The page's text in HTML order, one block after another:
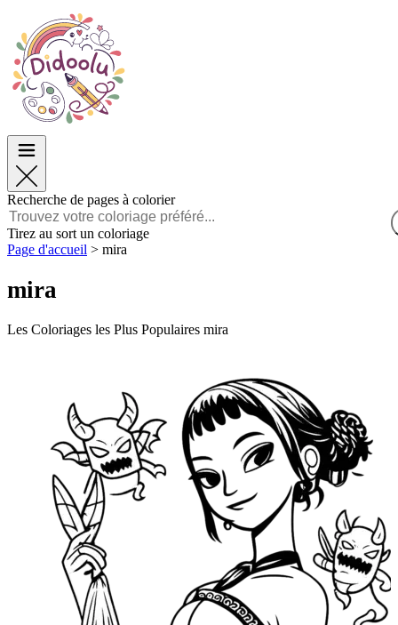
Pâques
TOP Catégories
Pour les Garçons
Pour les Filles
Français
POLSKI
TIẾNG VIỆT
Pâques
TOP Catégories
Pour les Garçons
Pour les Filles
Recherche de pages à colorier
Tirez au sort un coloriage
Page d'accueil > mira
mira
Les Coloriages les Plus Populaires mira